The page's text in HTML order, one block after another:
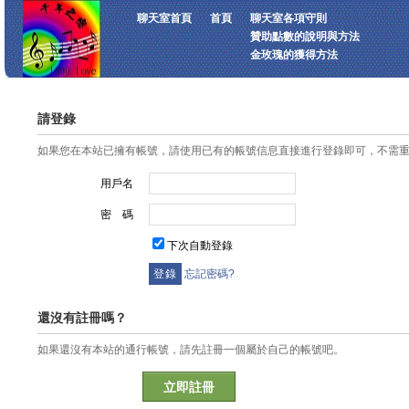
聊天室首頁 首頁
聊天室各項守則
贊助點數的說明與方法
金玫瑰的獲得方法
請登錄
如果您在本站已擁有帳號，請使用已有的帳號信息直接進行登錄即可，不需
用戶名
密 碼
下次自動登錄
忘記密碼?
還沒有註冊嗎？
如果還沒有本站的通行帳號，請先註冊一個屬於自己的帳號吧。
立即註冊